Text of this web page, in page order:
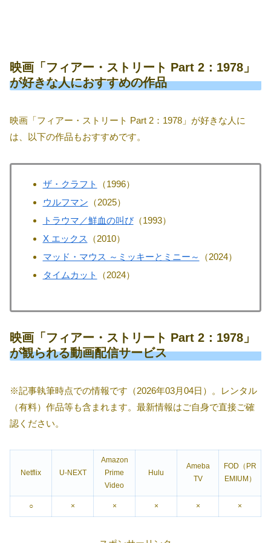
映画「フィアー・ストリート Part 2：1978」
が好きな人におすすめの作品
映画「フィアー・ストリート Part 2：1978」が好きな人に
は、以下の作品もおすすめです。
ザ・クラフト
（1996）
ウルフマン （2025）
トラウマ／鮮血の叫び（1993）
X エックス （2010）
マッド・マウス ～ミッキーとミニー～
（2024）
タイムカット
（2024）
映画「フィアー・ストリート Part 2：1978」
が観られる動画配信サービス
※記事執筆時点での情報です（2026年03月04日）。レンタル
（有料）作品等も含まれます。最新情報はご自身で直接ご確
認ください。
Netflix U-NEXT
Amazon
Prime
Video
Hulu
Ameba
TV
FOD（PR
EMIUM）
○ × × × × ×